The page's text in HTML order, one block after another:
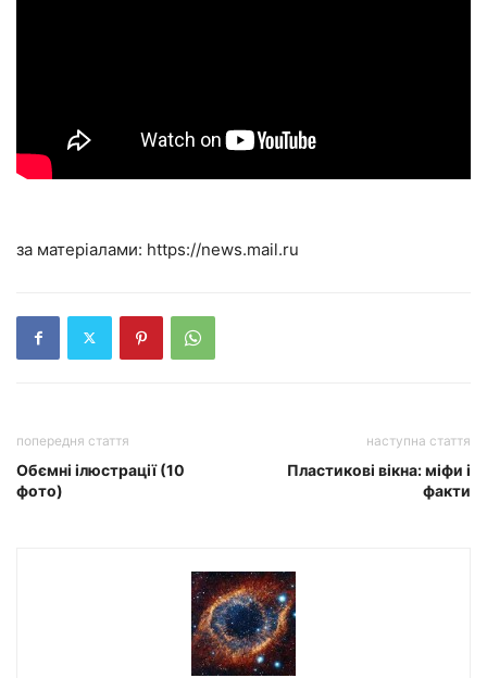
за матеріалами: https://news.mail.ru
попередня стаття
Обємні ілюстрації (10
фото)
наступна стаття
Пластикові вікна: міфи і
факти